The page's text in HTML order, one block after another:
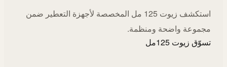
استكشف زيوت 125 مل المخصصة لأجهزة التعطير ضمن
مجموعة واضحة ومنظمة.
تسوّق زيوت 125مل